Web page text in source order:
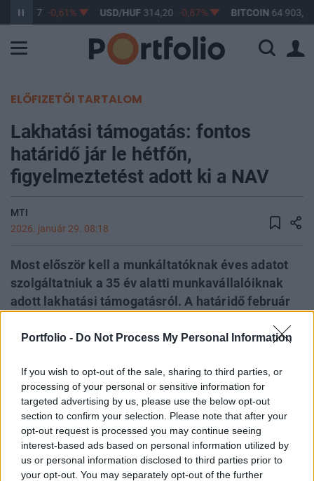
Portfolio - Do Not Process My Personal Information
If you wish to opt-out of the sale, sharing to third parties, or
processing of your personal or sensitive information for
targeted advertising by us, please use the below opt-out
section to confirm your selection. Please note that after your
opt-out request is processed you may continue seeing
interest-based ads based on personal information utilized by
us or personal information disclosed to third parties prior to
your opt-out. You may separately opt-out of the further
363,17 -0,61% USD/HUF314,20 -0,87% BITCOIN64 903,64
ELŐFIZETŐI TARTALOM
Lakhatási támogatás: fontos
határidő jár le hétfőn,
figyelmeztetést adott ki a NAV
MTI
2026. január 29. 08:18
Most először kell a munkáltatóknak éves adatot
szolgáltatniuk a 35 év alatti munkavállalóiknak
adott lakhatási támogatásról. A határidő február
hoz a KLAKTAM jelű nyomtatványt - figyelmeztet
Vámhivatal (NAV).
2025. január 1-től kedvező adózással támogathatják a
munkáltatók a 35 év alatti munkavállalóik lakhatását. Az
erről szóló adatszolgáltatást 2026. február 2-ig küldhetik
be a Nemzeti Adó- és Vámhivatalnak (NAV) kizárólag
elektronikusan, a KLAKTAM jelű nyomtatványon, amely az